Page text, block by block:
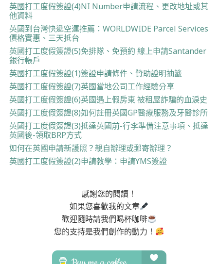
英國打工度假簽證(4)NI Number申請流程、更改地址或其
他資料
英國到台灣快遞空運推薦：WORLDWIDE Parcel Services
價格實惠、三天抵台
英國打工度假簽證(5)免排隊、免預約 線上申請Santander
銀行帳戶
英國打工度假簽證(1)簽證申請條件、贊助證明抽籤
英國打工度假簽證(7)英國當地公司工作經驗分享
英國打工度假簽證(6)英國遇上假房東 被租屋詐騙的血淚史
英國打工度假簽證(8)如何註冊英國GP醫療服務及牙醫診所
英國打工度假簽證(3)抵達英國前-行李準備注意事項、抵達
英國後-領取BRP方式
如何在英國申請新護照？親自辦理或郵寄辦理？
英國打工度假簽證(2)申請教學：申請YMS簽證
感謝您的閱讀！
如果您喜歡我的文章
歡迎隨時請我們喝杯咖啡
您的支持是我們創作的動力！